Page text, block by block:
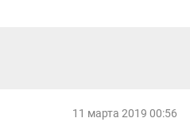
11 марта 2019 00:56